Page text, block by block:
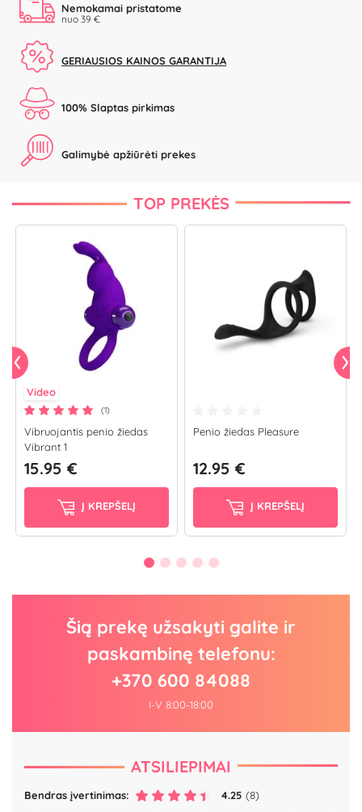
Nemokamai pristatome
nuo 39 €
GERIAUSIOS KAINOS GARANTIJA
100% Slaptas pirkimas
Galimybė apžiūrėti prekes
TOP PREKĖS
Video
(1)
Vibruojantis penio žiedas
Vibrant 1
15.95 €
Į KREPŠELĮ
Penio žiedas Pleasure
12.95 €
Į KREPŠELĮ
Šią prekę užsakyti galite ir
paskambinę telefonu:
+370 600 84088
I-V 8:00-18:00
ATSILIEPIMAI
Bendras įvertinimas: 4.25 (8)